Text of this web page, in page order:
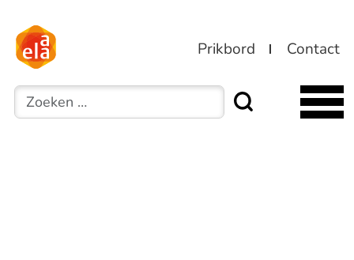
Prikbord Contact
Zoeken